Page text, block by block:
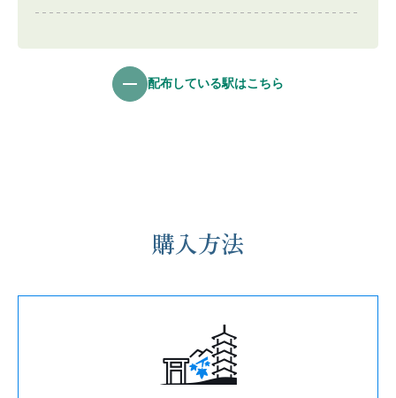
配布している駅はこちら
購入方法